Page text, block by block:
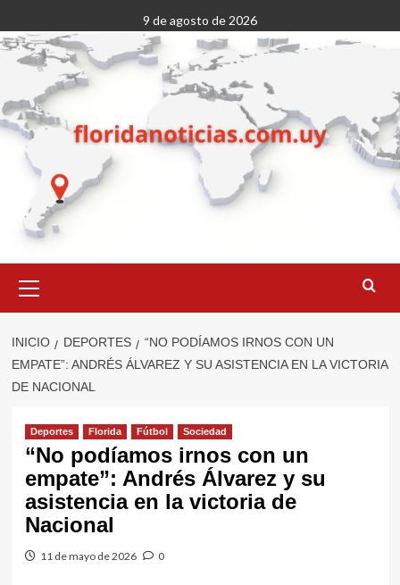
al
contenido
9 de agosto de 2026
primario
INICIO DEPORTES
“NO PODÍAMOS IRNOS CON UN
EMPATE”: ANDRÉS ÁLVAREZ Y SU ASISTENCIA EN LA VICTORIA
DE NACIONAL
Deportes Florida Fútbol Sociedad
“No podíamos irnos con un
empate”: Andrés Álvarez y su
asistencia en la victoria de
Nacional
11 de mayo de 2026 0